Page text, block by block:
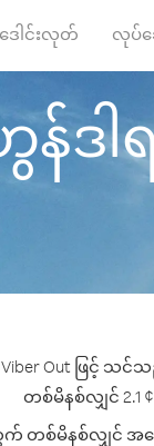
ဒေါင်းလုတ် လုပ်ဆ
န်ဒါ
Viber Out ဖြင့် သ
တစ်မိနစ်လျှင် 2.1
တစ်မိနစ်လျှင် အကေ